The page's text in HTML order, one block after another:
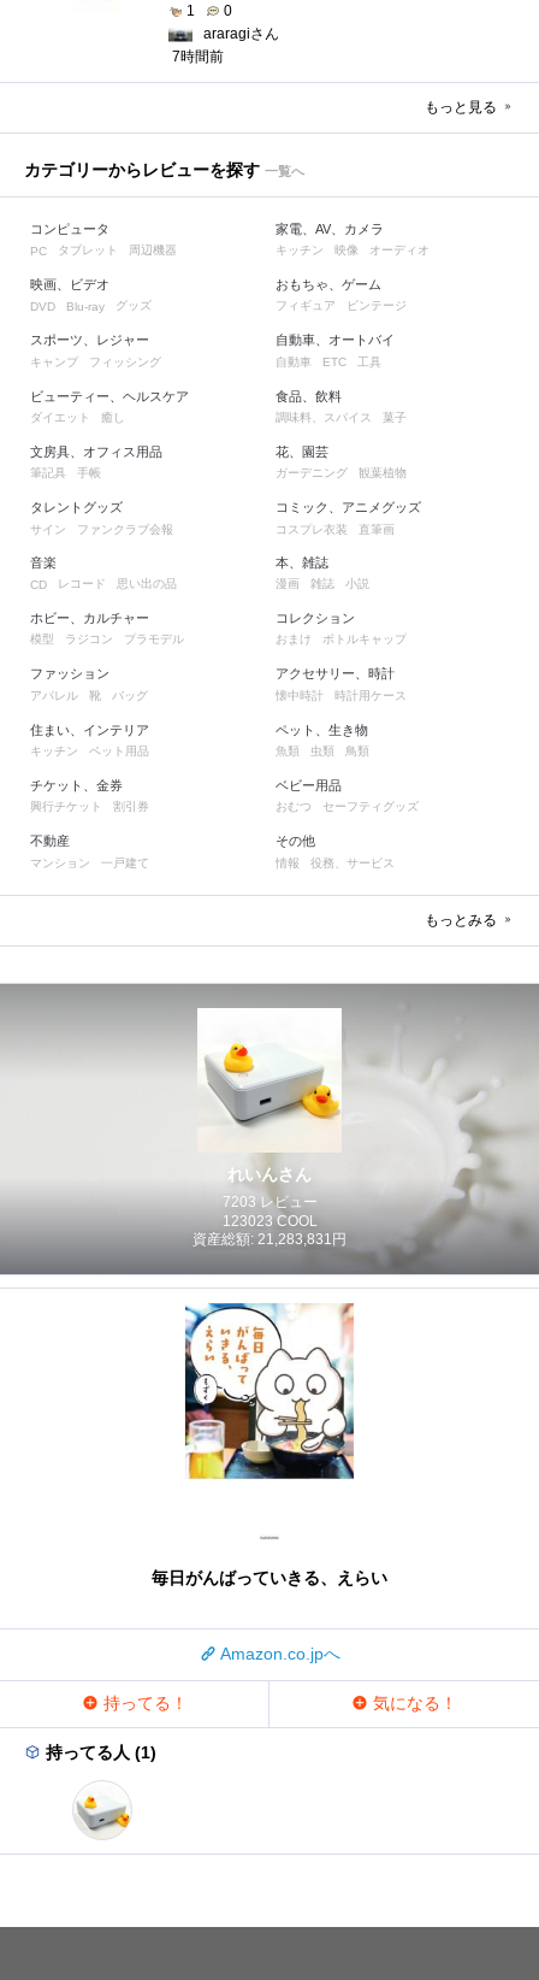
1
0
araragiさん
7時間前
もっと見る
カテゴリーからレビューを探す 一覧へ
コンピュータ
PC タブレット 周辺機器
映画、ビデオ
DVD Blu-ray グッズ
スポーツ、レジャー
キャンプ フィッシング
ビューティー、ヘルスケア
ダイエット 癒し
文房具、オフィス用品
筆記具 手帳
タレントグッズ
サイン ファンクラブ会報
家電、AV、カメラ
キッチン 映像 オーディオ
おもちゃ、ゲーム
フィギュア ビンテージ
自動車、オートバイ
自動車 ETC 工具
食品、飲料
調味料、スパイス 菓子
花、園芸
ガーデニング 観葉植物
コミック、アニメグッズ
コスプレ衣装 直筆画
音楽
CD レコード 思い出の品
ホビー、カルチャー
模型 ラジコン プラモデル
ファッション
アパレル 靴 バッグ
住まい、インテリア
キッチン ペット用品
チケット、金券
興行チケット 割引券
不動産
マンション 一戸建て
本、雑誌
漫画 雑誌 小説
コレクション
おまけ ボトルキャップ
アクセサリー、時計
懐中時計 時計用ケース
ペット、生き物
魚類 虫類 鳥類
ベビー用品
おむつ セーフティグッズ
その他
情報 役務、サービス
もっとみる
れいんさん
7203 レビュー
123023 COOL
資産総額: 21,283,831円
毎日がんばっていきる、えらい
Amazon.co.jpへ
持ってる！ 気になる！
持ってる人 (1)